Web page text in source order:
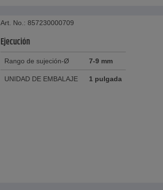
Art. No.: 857230000709
Ejecución
Rango de sujeción-Ø 7-9 mm
UNIDAD DE EMBALAJE 1 pulgada